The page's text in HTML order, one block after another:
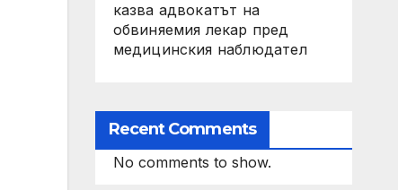
казва адвокатът на
обвиняемия лекар пред
медицинския наблюдател
Recent Comments
No comments to show.